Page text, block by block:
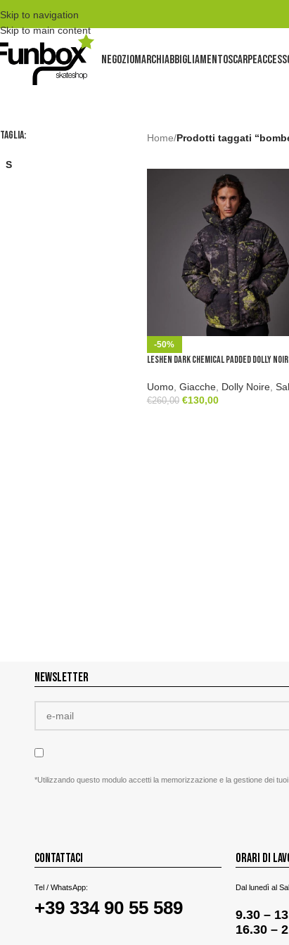
Skip to navigation
Skip to main content
NEGOZIOMARCHIABBIGLIAMENTOSCARPE
TAGLIA:
S
Home/Prodotti taggati
-50%
Leshen Dark Chemical Padded Dolly
Uomo, Giacche, Dolly Noire,
€260,00 €130,00
NEWSLETTER
*Utilizzando questo modulo accetti la memorizzazione e la gestione dei
CONTATTACI
Tel / WhatsApp:
+39 334 90 55 589
ORARI DI
Dal lunedì al
9.30 –
16.30 –